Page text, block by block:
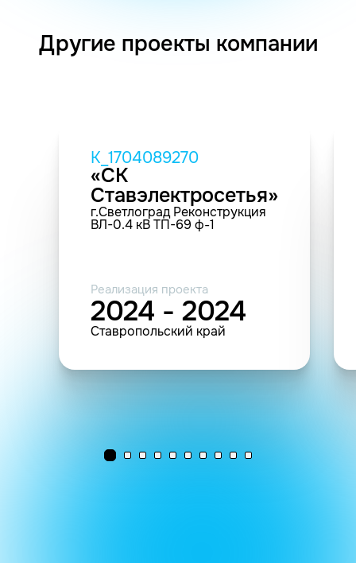
Другие проекты компании
K_1704089270
«СК
Ставэлектросетья»
г.Светлоград Реконструкция
ВЛ-0.4 кВ ТП-69 ф-1
Реализация проекта
2024 - 2024
Ставропольский край